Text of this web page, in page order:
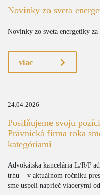
Novinky zo sveta
Novinky zo sveta energetiky za
viac
24.04.2026
Posilňujeme svoju
Právnická firma roka
kategóriami
Advokátska kancelária L/R/P
trhu – v aktuálnom ročníku
sme uspeli naprieč viacerými